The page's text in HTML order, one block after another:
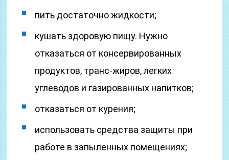
пить достаточно жидкости;
кушать здоровую пищу. Нужно
отказаться от консервированных
продуктов, транс-жиров, легких
углеводов и газированных напитков;
отказаться от курения;
использовать средства защиты при
работе в запыленных помещениях;